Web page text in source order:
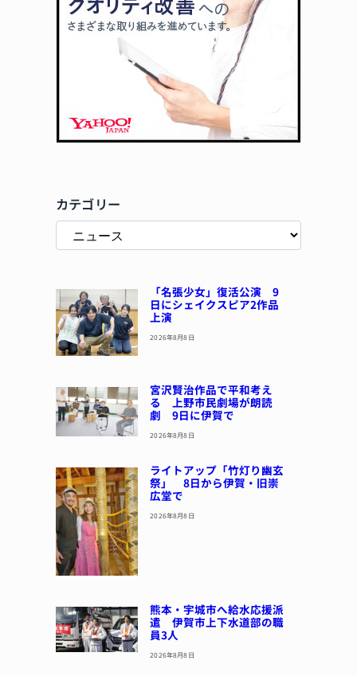
カテゴリー
「名張少女」復活公演 9
日にシェイクスピア2作品
上演
2026年8月8日
宮沢賢治作品で平和考え
る 上野市民劇場が朗読
劇 9日に伊賀で
2026年8月8日
ライトアップ「竹灯り幽玄
祭」 8日から伊賀・旧崇
広堂で
2026年8月8日
熊本・宇城市へ給水応援派
遣 伊賀市上下水道部の職
員3人
2026年8月8日